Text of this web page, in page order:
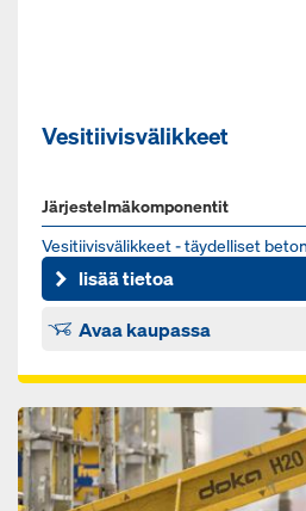
Vesitiivisvälikkeet
Järjestelmäkomponentit
Ve­si­tii­vis­vä­lik­keet - täy­del­li­set
myö­tenlisää tietoa
Avaa kaupassa